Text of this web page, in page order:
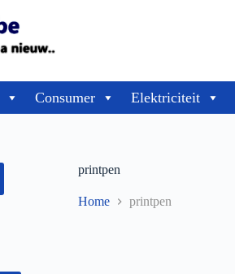
Consumer Elektriciteit
printpen
Home printpen